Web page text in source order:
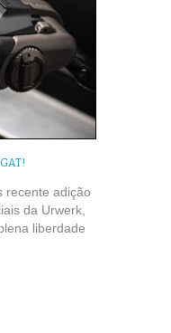
recente adição
da Urwerk,
liberdade